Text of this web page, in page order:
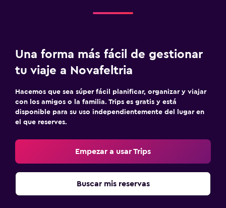
Una forma más fácil de gestionar
tu viaje a Novafeltria
Hacemos que sea súper fácil planificar, organizar y viajar
con los amigos o la familia. Trips es gratis y está
disponible para su uso independientemente del lugar en
el que reserves.
Empezar a usar Trips
Buscar mis reservas